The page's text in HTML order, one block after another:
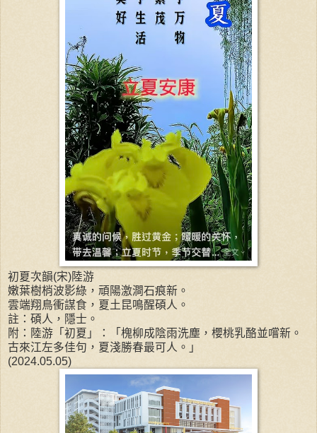
初夏次韻(宋)陸游
嫩葉樹梢波影綠，頑陽激澗石痕新。
雲端翔鳥衝謀食，夏土昆鳴醒碩人。
註：碩人，隱士。
附：陸游「初夏」：「槐柳成陰雨洗塵，櫻桃乳酪並嚐新。
古來江左多佳句，夏淺勝春最可人。」
(2024.05.05)